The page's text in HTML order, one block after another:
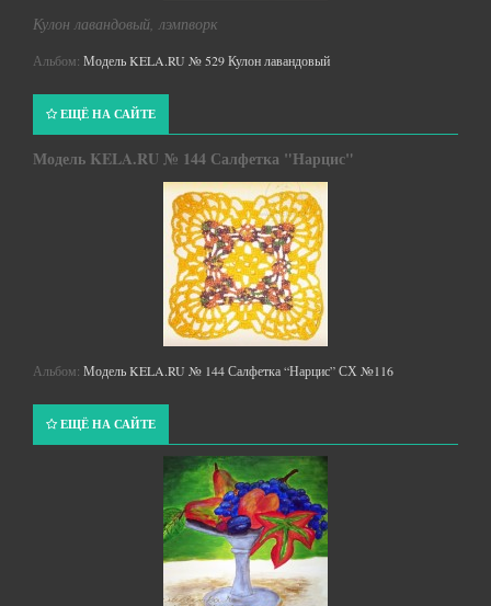
Кулон лавандовый, лэмпворк
Альбом: Модель KELA.RU № 529 Кулон лавандовый
ЕЩЁ НА САЙТЕ
Модель KELA.RU № 144 Салфетка "Нарцис"
Альбом: Модель KELA.RU № 144 Салфетка “Нарцис” СХ №116
ЕЩЁ НА САЙТЕ